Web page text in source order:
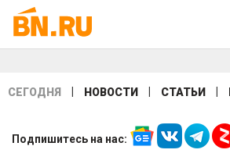
СЕГОДНЯ НОВОСТИ СТАТЬИ
Подпишитесь на нас: